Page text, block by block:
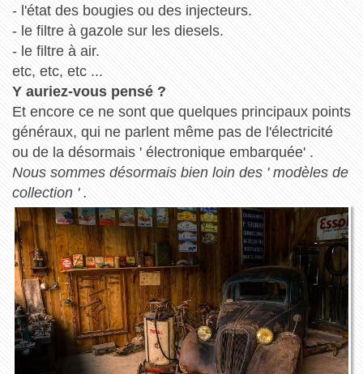
- l'état des bougies ou des injecteurs.
- le filtre à gazole sur les diesels.
- le filtre à air.
etc, etc, etc ...
Y auriez-vous pensé ?
Et encore ce ne sont que quelques principaux points
généraux, qui ne parlent même pas de l'électricité
ou de la désormais ' électronique embarquée' .
Nous sommes désormais bien loin des ' modèles de
collection ' .